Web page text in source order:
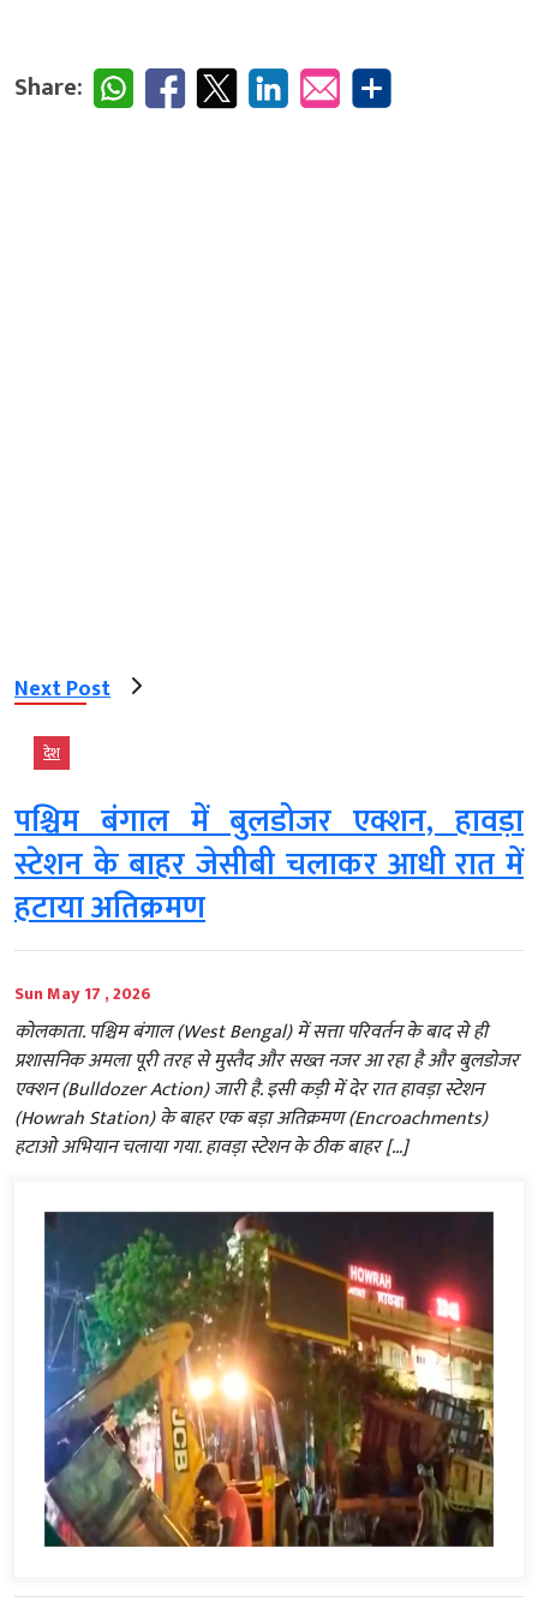
Share:
Next Post
देश
पश्चिम बंगाल में बुलडोजर एक्शन, हावड़ा
स्टेशन के बाहर जेसीबी चलाकर आधी रात में
हटाया अतिक्रमण
Sun May 17 , 2026
कोलकाता. पश्चिम बंगाल (West Bengal) में सत्ता परिवर्तन के बाद से ही
प्रशासनिक अमला पूरी तरह से मुस्तैद और सख्त नजर आ रहा है और बुलडोजर
एक्शन (Bulldozer Action) जारी है. इसी कड़ी में देर रात हावड़ा स्टेशन
(Howrah Station) के बाहर एक बड़ा अतिक्रमण (Encroachments)
हटाओ अभियान चलाया गया. हावड़ा स्टेशन के ठीक बाहर […]